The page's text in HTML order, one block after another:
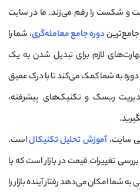
و شکست را رقم می‌زند. ما در سایت
جامع‌تریندوره جامع معامله‌گری، شما را
لازم برای تبدیل شدن به یک
به شما کمک می‌کند تا با درک عمیق
مدیریت ریسک و تکنیک‌های پیشرفته،
سایت، آموزش تحلیل تکنیکالاست.
تغییرات قیمت در بازار است که با
شما امکان می‌دهد رفتار آینده بازار را